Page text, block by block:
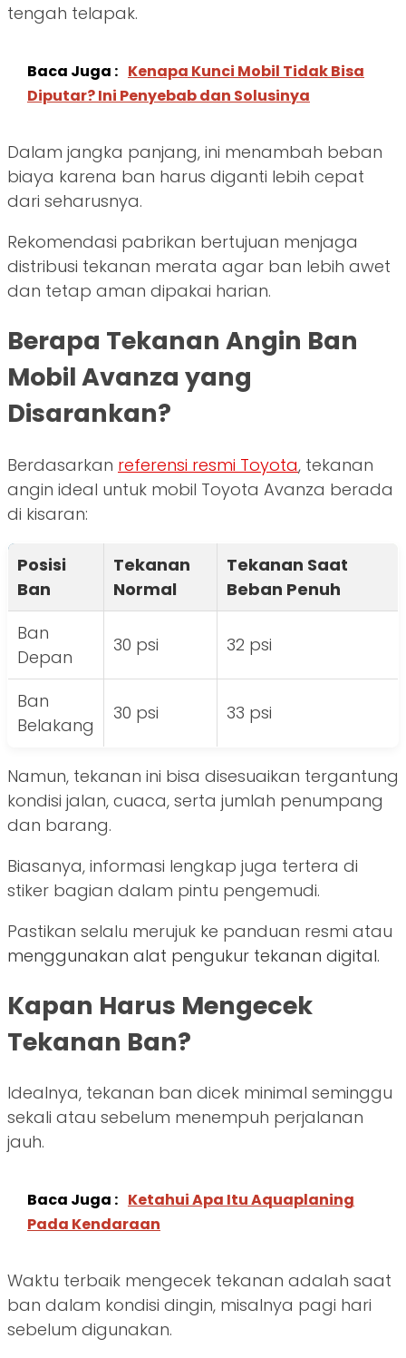
tengah telapak.
Baca Juga : Kenapa Kunci Mobil Tidak Bisa
Diputar? Ini Penyebab dan Solusinya
Dalam jangka panjang, ini menambah beban
biaya karena ban harus diganti lebih cepat
dari seharusnya.
Rekomendasi pabrikan bertujuan menjaga
distribusi tekanan merata agar ban lebih awet
dan tetap aman dipakai harian.
Berapa Tekanan Angin Ban
Mobil Avanza yang
Disarankan?
Berdasarkan referensi resmi Toyota, tekanan
angin ideal untuk mobil Toyota Avanza berada
di kisaran:
Posisi
Ban
Tekanan
Normal
Tekanan Saat
Beban Penuh
Ban
Depan
30 psi 32 psi
Ban
Belakang
30 psi 33 psi
Namun, tekanan ini bisa disesuaikan tergantung
kondisi jalan, cuaca, serta jumlah penumpang
dan barang.
Biasanya, informasi lengkap juga tertera di
stiker bagian dalam pintu pengemudi.
Pastikan selalu merujuk ke panduan resmi atau
menggunakan alat pengukur tekanan digital.
Kapan Harus Mengecek
Tekanan Ban?
Idealnya, tekanan ban dicek minimal seminggu
sekali atau sebelum menempuh perjalanan
jauh.
Baca Juga : Ketahui Apa Itu Aquaplaning
Pada Kendaraan
Waktu terbaik mengecek tekanan adalah saat
ban dalam kondisi dingin, misalnya pagi hari
sebelum digunakan.